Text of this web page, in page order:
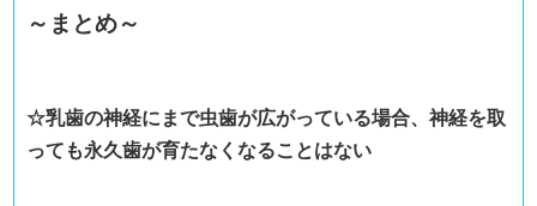
～まとめ～
☆乳歯の神経にまで虫歯が広がっている場合、神経を取
っても永久歯が育たなくなることはない